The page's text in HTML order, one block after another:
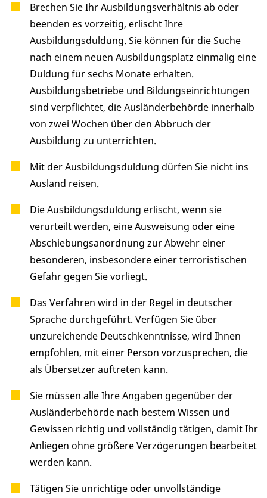
Brechen Sie Ihr Ausbildungsverhältnis ab oder
beenden es vorzeitig, erlischt Ihre
Ausbildungsduldung. Sie können für die Suche
nach einem neuen Ausbildungsplatz einmalig eine
Duldung für sechs Monate erhalten.
Ausbildungsbetriebe und Bildungseinrichtungen
sind verpflichtet, die Ausländerbehörde innerhalb
von zwei Wochen über den Abbruch der
Ausbildung zu unterrichten.
Mit der Ausbildungsduldung dürfen Sie nicht ins
Ausland reisen.
Die Ausbildungsduldung erlischt, wenn sie
verurteilt werden, eine Ausweisung oder eine
Abschiebungsanordnung zur Abwehr einer
besonderen, insbesondere einer terroristischen
Gefahr gegen Sie vorliegt.
Das Verfahren wird in der Regel in deutscher
Sprache durchgeführt. Verfügen Sie über
unzureichende Deutschkenntnisse, wird Ihnen
empfohlen, mit einer Person vorzusprechen, die
als Übersetzer auftreten kann.
Sie müssen alle Ihre Angaben gegenüber der
Ausländerbehörde nach bestem Wissen und
Gewissen richtig und vollständig tätigen, damit Ihr
Anliegen ohne größere Verzögerungen bearbeitet
werden kann.
Tätigen Sie unrichtige oder unvollständige